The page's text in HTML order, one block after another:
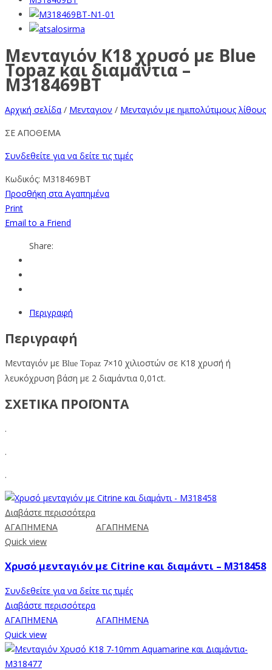
Μενταγιόν Κ18 χρυσό με Blue
Topaz και διαμάντια –
M318469BT
Αρχική σελίδα / Μενταγιον / Μενταγιόν με ημιπολύτιμους λίθους
ΣΕ ΑΠΟΘΕΜΑ
Συνδεθείτε για να δείτε τις τιμές
Κωδικός: M318469BT
Προσθήκη στα Αγαπημένα
Print
Email to a Friend
Share:
Περιγραφή
Περιγραφή
Μενταγιόν με Blue Topaz 7×10 χιλιοστών σε Κ18 χρυσή ή
λευκόχρυση βάση με 2 διαμάντια 0,01ct.
ΣΧΕΤΙΚΑ ΠΡΟΪΟΝΤΑ
.
.
.
Διαβάστε περισσότερα
ΑΓΑΠΗΜΕΝΑ
ΑΓΑΠΗΜΕΝΑ
Quick view
Χρυσό μενταγιόν με Citrine και διαμάντι – Μ318458
Συνδεθείτε για να δείτε τις τιμές
Διαβάστε περισσότερα
ΑΓΑΠΗΜΕΝΑ
ΑΓΑΠΗΜΕΝΑ
Quick view